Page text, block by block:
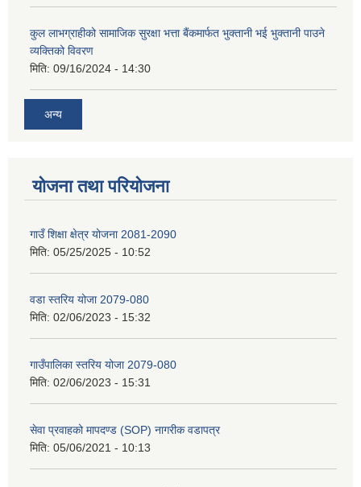
कुल लाभग्राहीको सामाजिक सुरक्षा भत्ता बैंकमार्फत भुक्तानी भई भुक्तानी पाउने
व्यक्तिको विवरण
मिति: 09/16/2024 - 14:30
अन्य
योजना तथा परियोजना
गाउँ शिक्षा क्षेत्र योजना 2081-2090
मिति: 05/25/2025 - 10:52
वडा स्तरिय योजा 2079-080
मिति: 02/06/2023 - 15:32
गाउँपालिका स्तरिय योजा 2079-080
मिति: 02/06/2023 - 15:31
सेवा प्रवाहको मापदण्ड (SOP) नागरीक वडापत्र
मिति: 05/06/2021 - 10:13